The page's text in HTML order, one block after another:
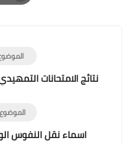
نتائج الامتحانات التمهيدي
اسماء نقل النفوس الوجبة 127